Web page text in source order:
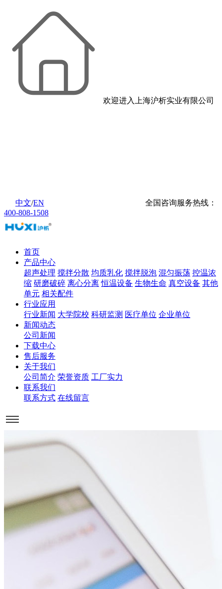
欢迎进入上海沪析实业有限公司
中文/EN
全国咨询服务热线：
400-808-1508
首页
产品中心
超声处理 搅拌分散 均质乳化 搅拌脱泡 混匀振荡 控温浓
缩 研磨破碎 离心分离 恒温设备 生物生命 真空设备 其他
单元 相关配件
行业应用
行业新闻 大学院校 科研监测 医疗单位 企业单位
新闻动态
公司新闻
下载中心
售后服务
关于我们
公司简介 荣誉资质 工厂实力
联系我们
联系方式 在线留言